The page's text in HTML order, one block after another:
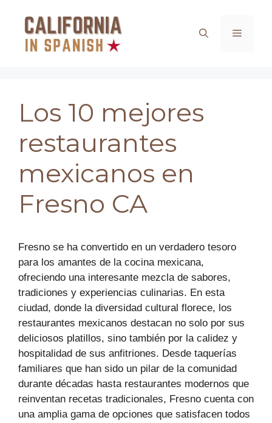
contenido
Menú
Los 10 mejores
restaurantes
mexicanos en
Fresno CA
Fresno se ha convertido en un verdadero tesoro
para los amantes de la cocina mexicana,
ofreciendo una interesante mezcla de sabores,
tradiciones y experiencias culinarias. En esta
ciudad, donde la diversidad cultural florece, los
restaurantes mexicanos destacan no solo por sus
deliciosos platillos, sino también por la calidez y
hospitalidad de sus anfitriones. Desde taquerías
familiares que han sido un pilar de la comunidad
durante décadas hasta restaurantes modernos que
reinventan recetas tradicionales, Fresno cuenta con
una amplia gama de opciones que satisfacen todos